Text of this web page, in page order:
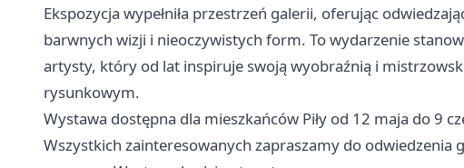
Ekspozycja wypełniła przestrzeń galerii, oferując
barwnych wizji i nieoczywistych form. To wydarzenie
artysty, który od lat inspiruje swoją wyobraźnią i
rysunkowym.
Wystawa dostępna dla mieszkańców Piły od 12 maja do 9
Wszystkich zainteresowanych zapraszamy do odwiedzenia